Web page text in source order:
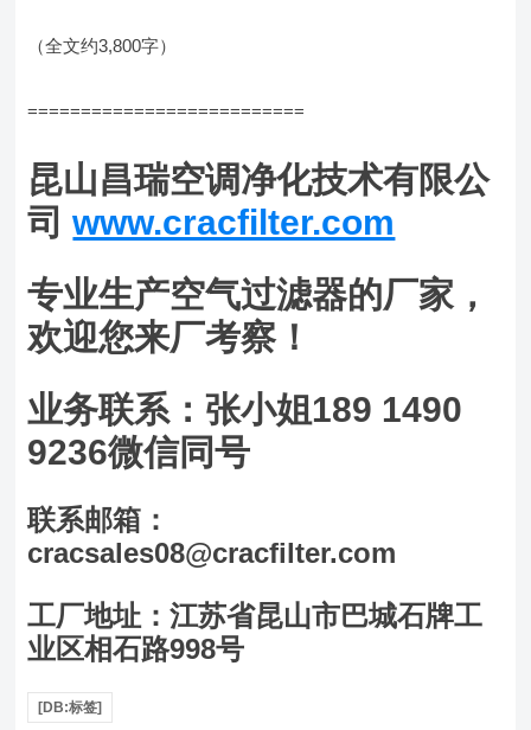
（全文约3,800字）
==========================
昆山昌瑞空调净化技术有限公
司www.cracfilter.com
专业生产空气过滤器的厂家，
欢迎您来厂考察！
业务联系：张小姐189 1490
9236微信同号
联系邮箱：
cracsales08@cracfilter.com
工厂地址：江苏省昆山市巴城石牌工
业区相石路998号
[DB:标签]